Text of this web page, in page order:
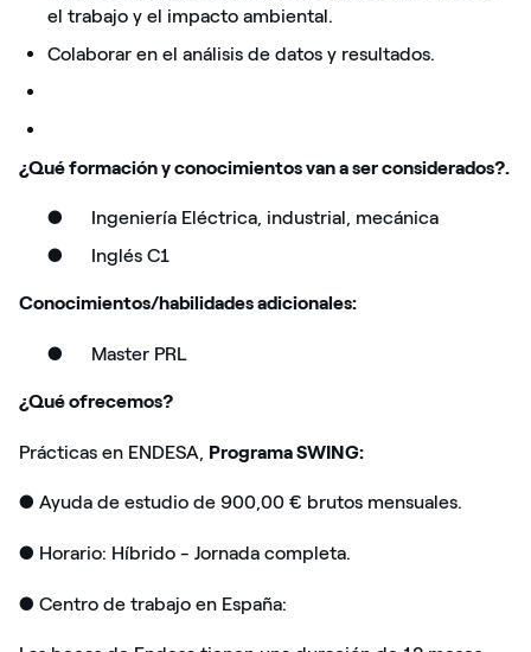
el trabajo y el impacto ambiental.
Colaborar en el análisis de datos y resultados.
¿Qué formación y conocimientos van a ser considerados?.
●
Ingeniería Eléctrica, industrial, mecánica
●
Inglés C1
Conocimientos/habilidades adicionales:
● Master PRL
¿Qué ofrecemos?
Prácticas en ENDESA, Programa SWING:
● Ayuda de estudio de 900,00 € brutos mensuales.
● Horario: Híbrido - Jornada completa.
● Centro de trabajo en España: